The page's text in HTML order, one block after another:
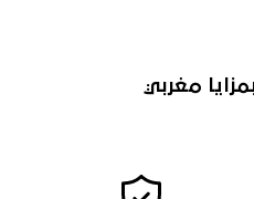
مغربي